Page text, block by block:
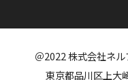
＠2022 株式会社ネ
東京都品川区上大